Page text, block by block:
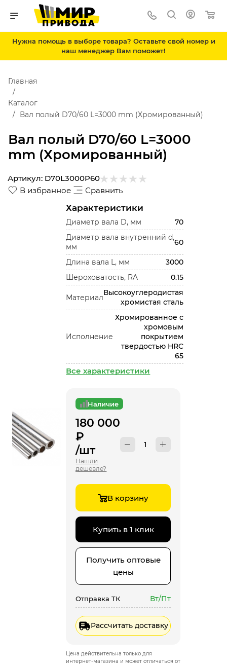
Нужна помощь в выборе товара? Оставьте свой номер и
наш менеджер Вам поможет!
Вал полый D70/60 L=3000
mm (Хромированный)
Главная
Каталог
Вал полый D70/60 L=3000 mm (Хромированный)
В избранное Сравнить
Артикул: D70L3000P60
Характеристики
Диаметр вала D, мм
70
Диаметр вала внутренний d,
мм
60
Длина вала L, мм
3000
Шероховатость, RA
0.15
Материал
Высокоуглеродистая
хромистая сталь
Исполнение
Хромированное с
хромовым
покрытием
твердостью HRC
65
Все характеристики
Наличие
180 000
₽
/шт
Нашли
дешевле?
В корзину
Купить в 1 клик
Получить оптовые
цены
Отправка ТК Вт/Пт
Рассчитать доставку
Цена действительна только для
интернет-магазина и может отличаться от